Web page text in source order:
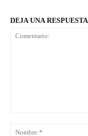
DEJA UNA RESPUESTA